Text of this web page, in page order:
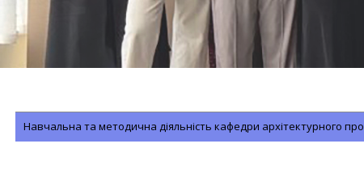
Навчальна та методична діяльність кафедри архітектурного